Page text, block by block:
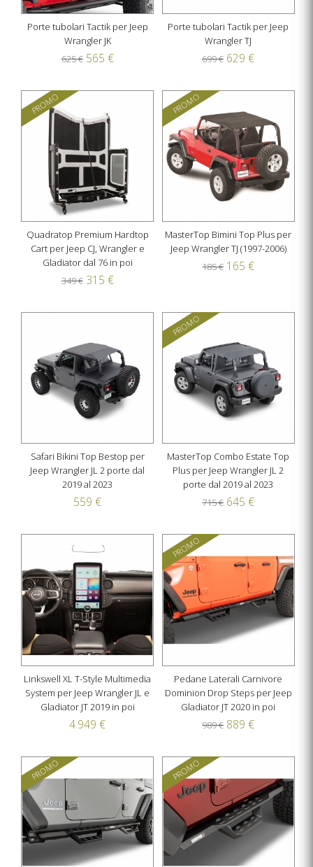
Porte tubolari Tactik per Jeep
Wrangler JK
625 € 565 €
Porte tubolari Tactik per Jeep
Wrangler TJ
699 € 629 €
PROMO
Quadratop Premium Hardtop
Cart per Jeep CJ, Wrangler e
Gladiator dal 76 in poi
349 € 315 €
PROMO
MasterTop Bimini Top Plus per
Jeep Wrangler TJ (1997-2006)
185 € 165 €
Safari Bikini Top Bestop per
Jeep Wrangler JL 2 porte dal
2019 al 2023
559 €
PROMO
MasterTop Combo Estate Top
Plus per Jeep Wrangler JL 2
porte dal 2019 al 2023
715 € 645 €
Linkswell XL T-Style Multimedia
System per Jeep Wrangler JL e
Gladiator JT 2019 in poi
4.949 €
PROMO
Pedane Laterali Carnivore
Dominion Drop Steps per Jeep
Gladiator JT 2020 in poi
989 € 889 €
PROMO PROMO